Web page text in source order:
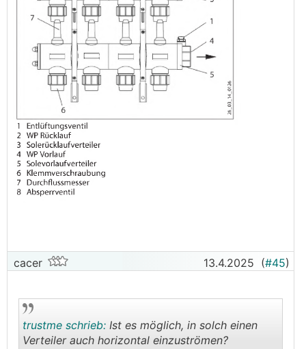
cacer 13.4.2025 (#45)
trustme schrieb: Ist es möglich, in solch einen
Verteiler auch horizontal einzuströmen?